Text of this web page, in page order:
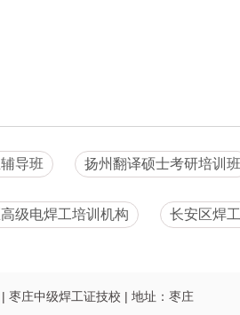
导班 扬州翻译硕士考研培训班
级电焊工培训机构 长安区焊
| 枣庄中级焊工证技校 | 地址：枣庄